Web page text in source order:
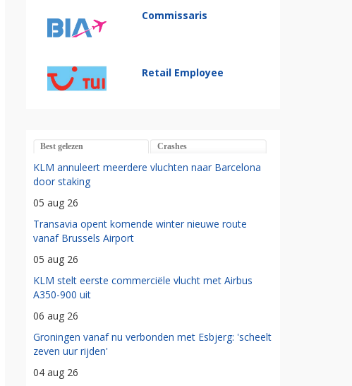
Commissaris
Retail Employee
Best gelezen Crashes
KLM annuleert meerdere vluchten naar Barcelona
door staking
05 aug 26
Transavia opent komende winter nieuwe route
vanaf Brussels Airport
05 aug 26
KLM stelt eerste commerciële vlucht met Airbus
A350-900 uit
06 aug 26
Groningen vanaf nu verbonden met Esbjerg: 'scheelt
zeven uur rijden'
04 aug 26